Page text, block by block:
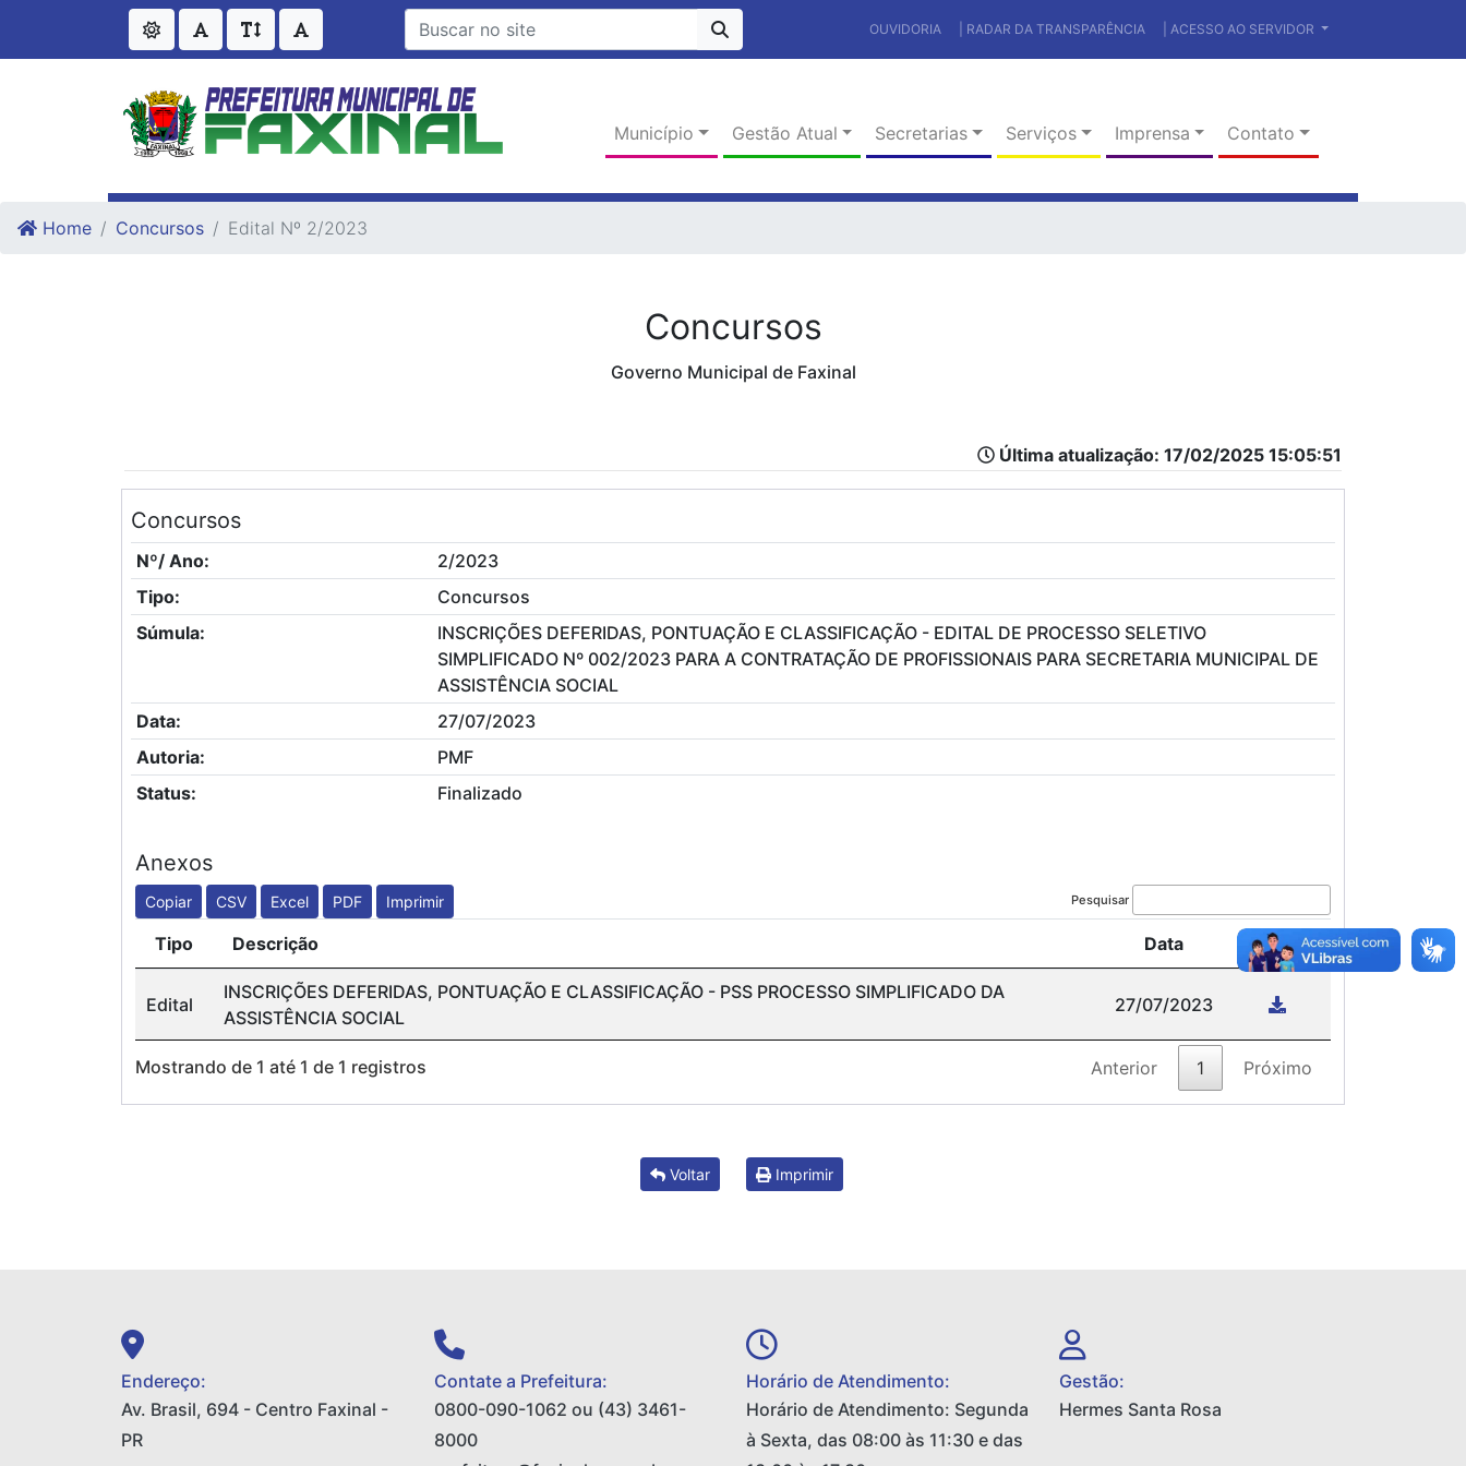
Ir para o conteudo
Ir para o fim do conteudo
OUVIDORIA | RADAR DA TRANSPARÊNCIA | ACESSO AO SERVIDOR
Município Gestão Atual Secretarias Serviços Imprensa Contato
Home Concursos Edital Nº 2/2023
Concursos
Governo Municipal de Faxinal
Última atualização: 17/02/2025 15:05:51
Concursos
Nº/ Ano:
2/2023
Tipo:
Concursos
Súmula:
INSCRIÇÕES DEFERIDAS, PONTUAÇÃO E CLASSIFICAÇÃO - EDITAL DE PROCESSO SELETIVO
SIMPLIFICADO Nº 002/2023 PARA A CONTRATAÇÃO DE PROFISSIONAIS PARA SECRETARIA MUNICIPAL DE
ASSISTÊNCIA SOCIAL
Data:
27/07/2023
Autoria:
PMF
Status:
Finalizado
Anexos
Copiar CSV Excel PDF Imprimir Pesquisar
Tipo Descrição Data Arquivo
Edital
INSCRIÇÕES DEFERIDAS, PONTUAÇÃO E CLASSIFICAÇÃO - PSS PROCESSO SIMPLIFICADO DA
ASSISTÊNCIA SOCIAL
27/07/2023
Mostrando de 1 até 1 de 1 registros Anterior 1 Próximo
Voltar Imprimir
Endereço:
Av. Brasil, 694 - Centro Faxinal -
PR
Contate a Prefeitura:
0800-090-1062 ou (43) 3461-
8000
Horário de Atendimento:
Horário de Atendimento: Segunda
à Sexta, das 08:00 às 11:30 e das
Gestão:
Hermes Santa Rosa